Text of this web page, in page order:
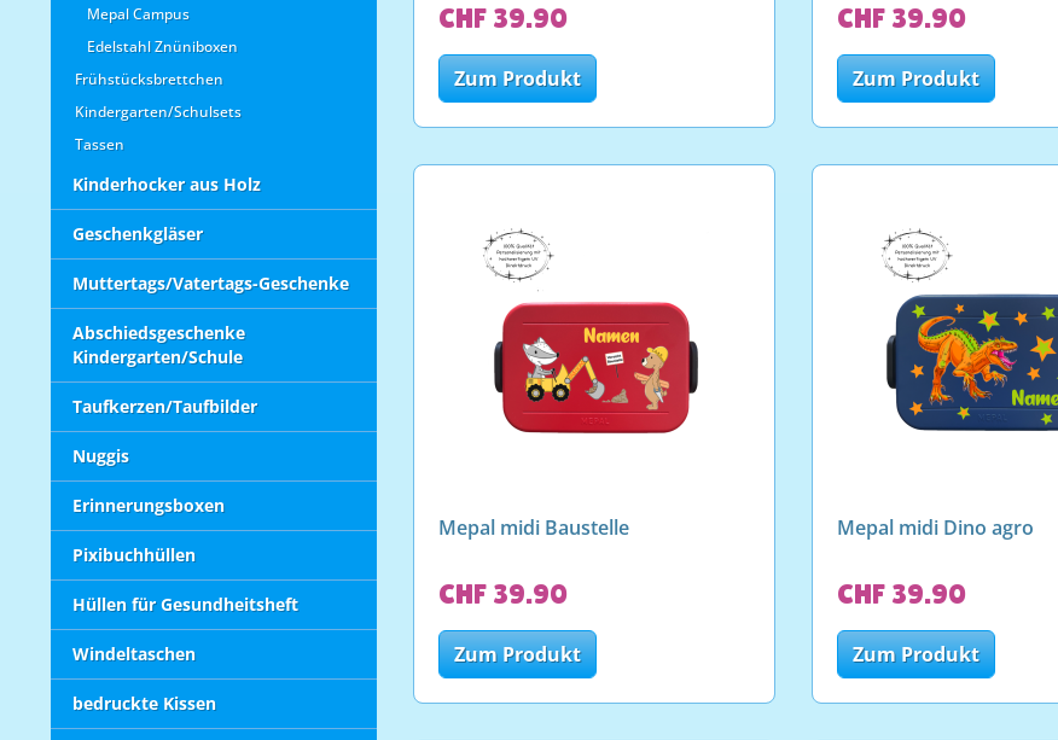
Mepal Campus
Edelstahl Znüniboxen
Frühstücksbrettchen
Kindergarten/Schulsets
Tassen
Kinderhocker aus Holz
Geschenkgläser
Muttertags/Vatertags-Geschenke
Abschiedsgeschenke
Kindergarten/Schule
Taufkerzen/Taufbilder
Nuggis
Erinnerungsboxen
Pixibuchhüllen
Hüllen für Gesundheitsheft
Windeltaschen
bedruckte Kissen
CHF 39.90
Zum Produkt
CHF 39.90
Zum Produkt
Mepal midi Baustelle
CHF 39.90
Zum Produkt
Mepal midi Dino agro
CHF 39.90
Zum Produkt